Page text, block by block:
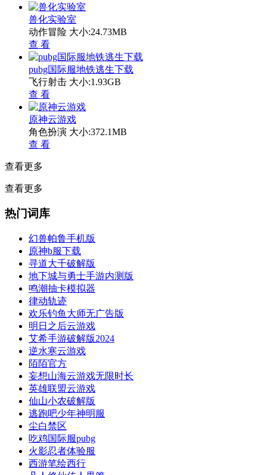
兽化实验室
动作冒险 大小:24.73MB
查 看
pubg国际服地铁逃生下载
飞行射击 大小:1.93GB
查 看
原神云游戏
角色扮演 大小:372.1MB
查 看
查看更多
查看更多
热门词库
幻兽帕鲁手机版
原神b服下载
寻道大千破解版
地下城与勇士手游内测版
鸣潮抽卡模拟器
律动轨迹
欢乐钓鱼大师无广告版
明日之后云游戏
艾希手游破解版2024
逆水寒云游戏
陌陌官方
妄想山海云游戏无限时长
英雄联盟云游戏
仙山小农破解版
逃跑吧少年神明服
尘白禁区
吃鸡国际服pubg
火影忍者体验服
西游笔绘西行